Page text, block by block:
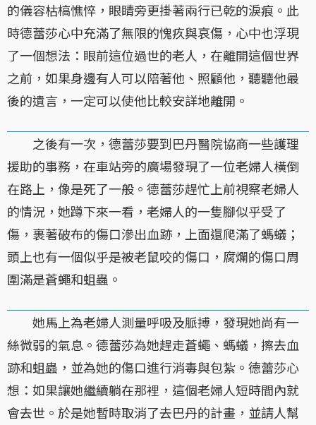
的儀容枯槁憔悴，眼睛旁更掛著兩行已乾的淚痕。此
時德蕾莎心中充滿了無限的愧疚與哀傷，心中也浮現
了一個想法：眼前這位過世的老人，在離開這個世界
之前，如果身邊有人可以陪著他、照顧他，聽聽他最
後的遺言，一定可以使他比較安詳地離開。
之後有一次，德蕾莎要到巴丹醫院協商一些護理
援助的事務，在車站旁的廣場發現了一位老婦人橫倒
在路上，像是死了一般。德蕾莎趕忙上前視察老婦人
的情況，她蹲下來一看，老婦人的一隻腳似乎受了
傷，裹著破布的傷口滲出血跡，上面還爬滿了螞蟻；
頭上也有一個似乎是被老鼠咬的傷口，腐爛的傷口周
圍滿是蒼蠅和蛆蟲。
她馬上為老婦人測量呼吸及脈搏，發現她尚有一
絲微弱的氣息。德蕾莎為她趕走蒼蠅、螞蟻，擦去血
跡和蛆蟲，並為她的傷口進行消毒與包紮。德蕾莎心
想：如果讓她繼續躺在那裡，這個老婦人短時間內就
會去世。於是她暫時取消了去巴丹的計畫，並請人幫